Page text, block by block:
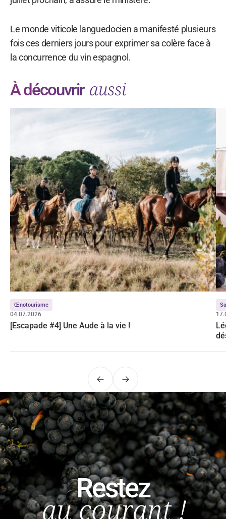
Le monde viticole languedocien a manifesté plusieurs
fois ces derniers jours pour exprimer sa colère face à
la concurrence du vin espagnol.
À découvrir aussi
Œnotourisme
04.07.2026
[Escapade #4] Une Aude à la vie !
PrécédentSuivant
Restez
au courant !